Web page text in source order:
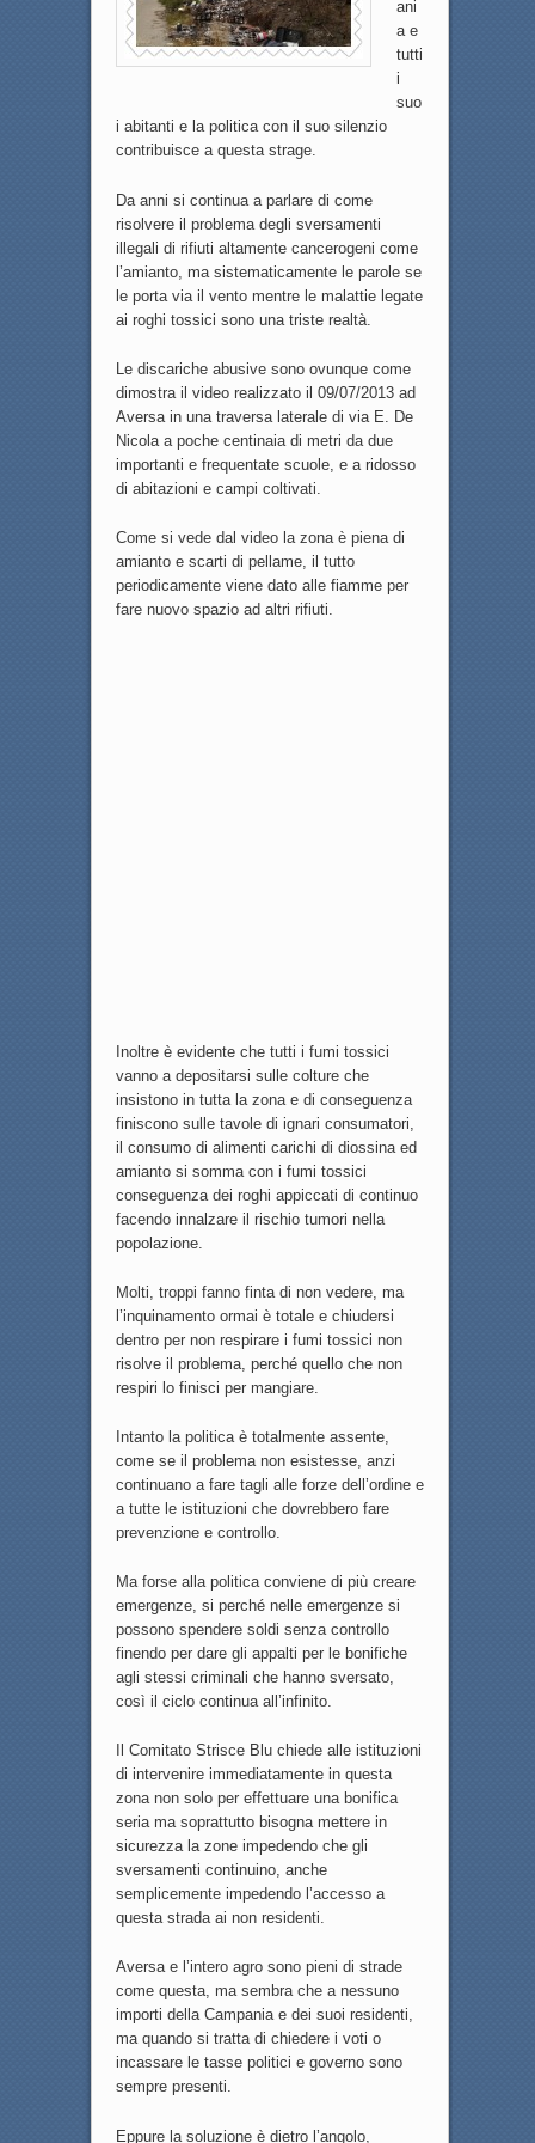
ani
a e
tutti
i
suo
i abitanti e la politica con il suo silenzio
contribuisce a questa strage.
Da anni si continua a parlare di come
risolvere il problema degli sversamenti
illegali di rifiuti altamente cancerogeni come
l’amianto, ma sistematicamente le parole se
le porta via il vento mentre le malattie legate
ai roghi tossici sono una triste realtà.
Le discariche abusive sono ovunque come
dimostra il video realizzato il 09/07/2013 ad
Aversa in una traversa laterale di via E. De
Nicola a poche centinaia di metri da due
importanti e frequentate scuole, e a ridosso
di abitazioni e campi coltivati.
Come si vede dal video la zona è piena di
amianto e scarti di pellame, il tutto
periodicamente viene dato alle fiamme per
fare nuovo spazio ad altri rifiuti.
Inoltre è evidente che tutti i fumi tossici
vanno a depositarsi sulle colture che
insistono in tutta la zona e di conseguenza
finiscono sulle tavole di ignari consumatori,
il consumo di alimenti carichi di diossina ed
amianto si somma con i fumi tossici
conseguenza dei roghi appiccati di continuo
facendo innalzare il rischio tumori nella
popolazione.
Molti, troppi fanno finta di non vedere, ma
l’inquinamento ormai è totale e chiudersi
dentro per non respirare i fumi tossici non
risolve il problema, perché quello che non
respiri lo finisci per mangiare.
Intanto la politica è totalmente assente,
come se il problema non esistesse, anzi
continuano a fare tagli alle forze dell’ordine e
a tutte le istituzioni che dovrebbero fare
prevenzione e controllo.
Ma forse alla politica conviene di più creare
emergenze, si perché nelle emergenze si
possono spendere soldi senza controllo
finendo per dare gli appalti per le bonifiche
agli stessi criminali che hanno sversato,
così il ciclo continua all’infinito.
Il Comitato Strisce Blu chiede alle istituzioni
di intervenire immediatamente in questa
zona non solo per effettuare una bonifica
seria ma soprattutto bisogna mettere in
sicurezza la zone impedendo che gli
sversamenti continuino, anche
semplicemente impedendo l’accesso a
questa strada ai non residenti.
Aversa e l’intero agro sono pieni di strade
come questa, ma sembra che a nessuno
importi della Campania e dei suoi residenti,
ma quando si tratta di chiedere i voti o
incassare le tasse politici e governo sono
sempre presenti.
Eppure la soluzione è dietro l’angolo,